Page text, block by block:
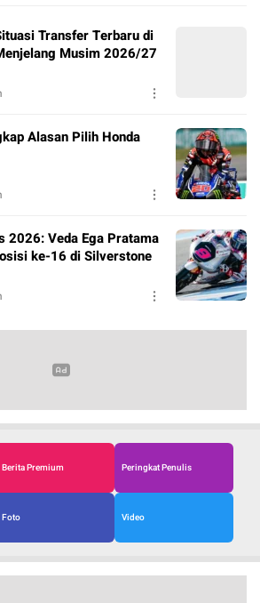
Transfer Terbaru di
Musim 2026/27
Alasan Pilih Honda
2026: Veda Ega Pratama
ke-16 di Silverstone
Berita Premium Peringkat Penulis
Foto Video